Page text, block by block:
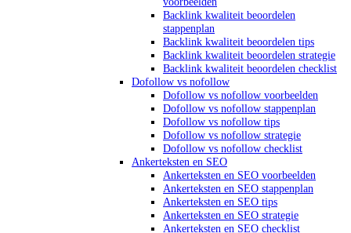
Backlink kwaliteit beoordelen
stappenplan
Backlink kwaliteit beoordelen tips
Backlink kwaliteit beoordelen strategie
Backlink kwaliteit beoordelen checklist
Dofollow vs nofollow
Dofollow vs nofollow voorbeelden
Dofollow vs nofollow stappenplan
Dofollow vs nofollow tips
Dofollow vs nofollow strategie
Dofollow vs nofollow checklist
Ankerteksten en SEO
Ankerteksten en SEO voorbeelden
Ankerteksten en SEO stappenplan
Ankerteksten en SEO tips
Ankerteksten en SEO strategie
Ankerteksten en SEO checklist